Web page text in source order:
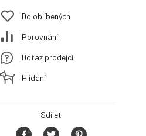
Do oblíbených
Porovnání
Dotaz prodejci
Hlídání
Sdílet